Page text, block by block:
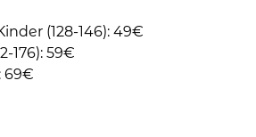
(128-146): 49€
176): 59€
69€